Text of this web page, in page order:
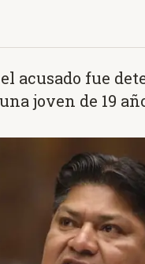
acusado fue
joven de 19